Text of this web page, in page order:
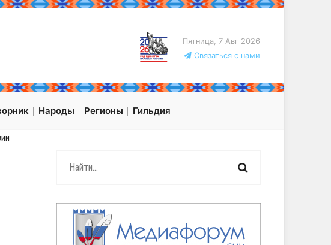
Пятница, 7 Авг 2026
Связаться с нами
Народы Регионы Гильдия